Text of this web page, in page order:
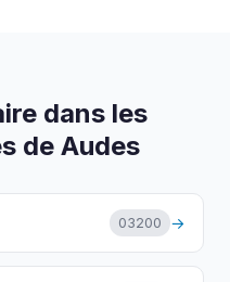
dans les
de Audes
03200 →